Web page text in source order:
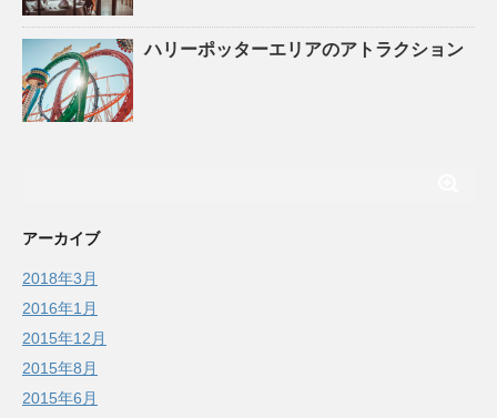
ハリーポッターエリアのアトラクション
アーカイブ
2018年3月
2016年1月
2015年12月
2015年8月
2015年6月